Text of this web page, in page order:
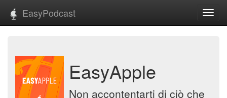
EasyPodcast
EasyApple
Non accontentarti di ciò che